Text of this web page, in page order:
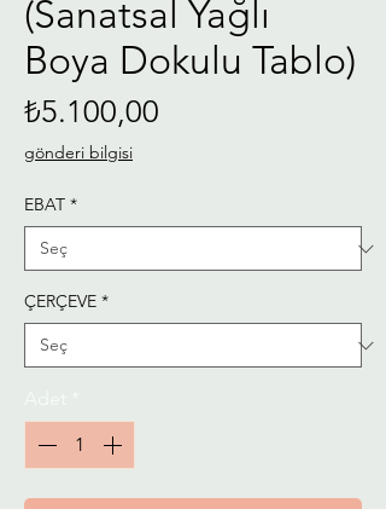
(Sanatsal Yağlı
Boya Dokulu Tablo)
₺5.100,00
gönderi bilgisi
EBAT *
ÇERÇEVE *